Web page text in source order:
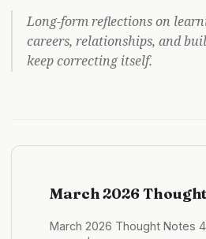
Long-form reflections on
careers, relationships, and
keep correcting itself.
March 2026
March 2026 Thought Notes